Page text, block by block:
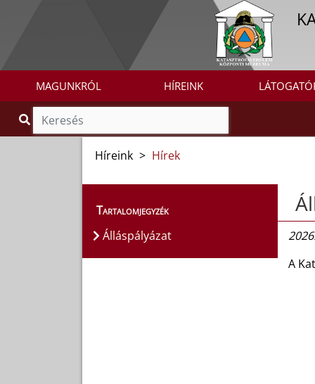
MAGUNKRÓL HÍREINK
Híreink > Hírek
Tartalomjegyzék
Álláspályázat
A